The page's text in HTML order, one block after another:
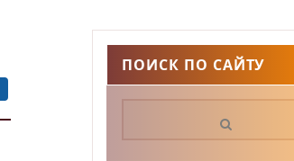
ПОИСК ПО САЙТУ